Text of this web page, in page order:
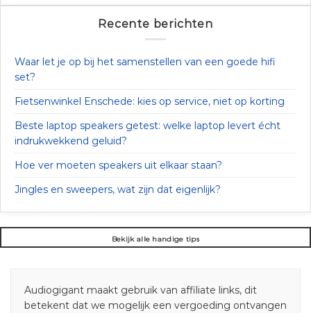
Recente berichten
Waar let je op bij het samenstellen van een goede hifi
set?
Fietsenwinkel Enschede: kies op service, niet op korting
Beste laptop speakers getest: welke laptop levert écht
indrukwekkend geluid?
Hoe ver moeten speakers uit elkaar staan?
Jingles en sweepers, wat zijn dat eigenlijk?
Bekijk alle handige tips
Audiogigant maakt gebruik van affiliate links, dit
betekent dat we mogelijk een vergoeding ontvangen